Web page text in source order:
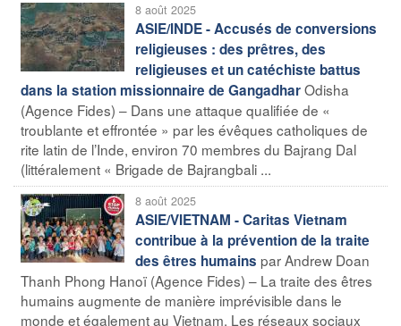
8 août 2025
ASIE/INDE - Accusés de conversions
religieuses : des prêtres, des
religieuses et un catéchiste battus
dans la station missionnaire de GangadharOdisha
(Agence Fides) – Dans une attaque qualifiée de «
troublante et effrontée » par les évêques catholiques de
rite latin de l’Inde, environ 70 membres du Bajrang Dal
(littéralement « Brigade de Bajrangbali ...
8 août 2025
ASIE/VIETNAM - Caritas Vietnam
contribue à la prévention de la traite
des êtres humains par Andrew Doan
Thanh Phong Hanoï (Agence Fides) – La traite des êtres
humains augmente de manière imprévisible dans le
monde et également au Vietnam. Les réseaux sociaux